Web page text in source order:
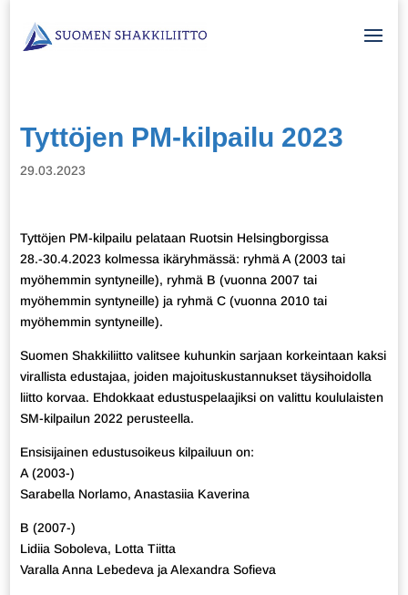
Tyttöjen PM-kilpailu 2023
29.03.2023
Tyttöjen PM-kilpailu pelataan Ruotsin Helsingborgissa
28.-30.4.2023 kolmessa ikäryhmässä: ryhmä A (2003 tai
myöhemmin syntyneille), ryhmä B (vuonna 2007 tai
myöhemmin syntyneille) ja ryhmä C (vuonna 2010 tai
myöhemmin syntyneille).
Suomen Shakkiliitto valitsee kuhunkin sarjaan korkeintaan kaksi
virallista edustajaa, joiden majoituskustannukset täysihoidolla
liitto korvaa. Ehdokkaat edustuspelaajiksi on valittu koululaisten
SM-kilpailun 2022 perusteella.
Ensisijainen edustusoikeus kilpailuun on:
A (2003-)
Sarabella Norlamo, Anastasiia Kaverina
B (2007-)
Lidiia Soboleva, Lotta Tiitta
Varalla Anna Lebedeva ja Alexandra Sofieva